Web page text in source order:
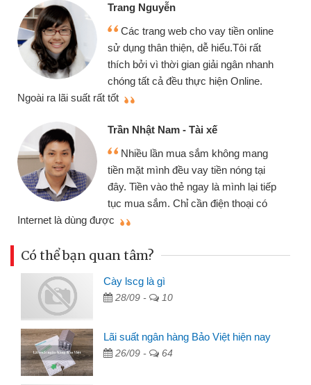
trang web cho vay tiền online
thân thiện, dễ hiểu.Tôi rất
vì thời gian giải ngân nhanh
cả đều thực hiện Online.
Nam - Tài xế
lần mua sắm không mang
mình đều vay tiền nóng tại
vào thẻ ngay là mình lại tiếp
sắm. Chỉ cần điện thoại có
chiếc xe
nhiều lúc
đến website
đã giải
Có thể bạn quan tâm?
Cày lscg là gì
28/09 - 10
Lãi suất ngân hàng Bảo Việt hiện nay
26/09 - 64